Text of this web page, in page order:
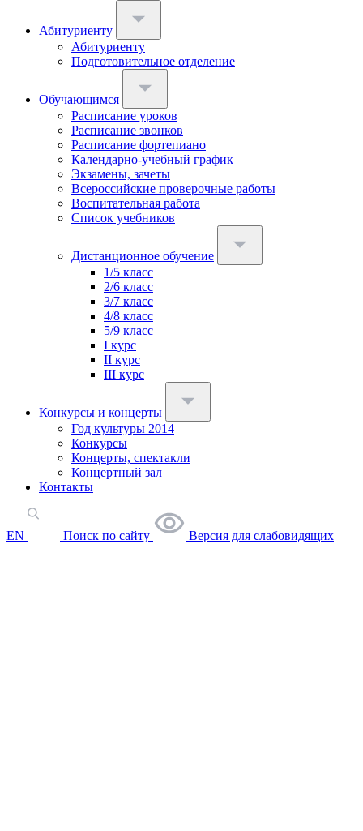
Абитуриенту
Абитуриенту
Подготовительное отделение
Обучающимся
Расписание уроков
Расписание звонков
Расписание фортепиано
Календарно-учебный график
Экзамены, зачеты
Всероссийские проверочные работы
Воспитательная работа
Список учебников
Дистанционное обучение
1/5 класс
2/6 класс
3/7 класс
4/8 класс
5/9 класс
I курс
II курс
III курс
Конкурсы и концерты
Год культуры 2014
Конкурсы
Концерты, спектакли
Концертный зал
Контакты
EN Поиск по сайту Версия для слабовидящих